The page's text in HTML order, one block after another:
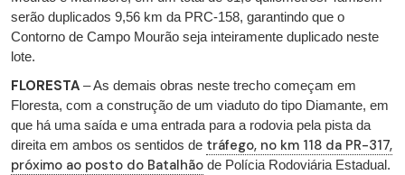
serão duplicados 9,56 km da PRC-158, garantindo que o
Contorno de Campo Mourão seja inteiramente duplicado neste
lote.
FLORESTA – As demais obras neste trecho começam em
Floresta, com a construção de um viaduto do tipo Diamante, em
que há uma saída e uma entrada para a rodovia pela pista da
direita em ambos os sentidos de tráfego, no km 118 da PR-317,
próximo ao posto do Batalhão de Polícia Rodoviária Estadual.